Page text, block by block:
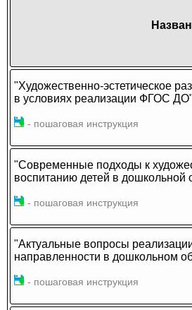
"Художественно-эстетическое
в условиях реализации ФГОС ДО"
- пошаговая инструкция
"Современные подходы к
воспитанию детей в дошкольной
- пошаговая инструкция
"Актуальные вопросы
направленности в дошкольном
- пошаговая инструкция